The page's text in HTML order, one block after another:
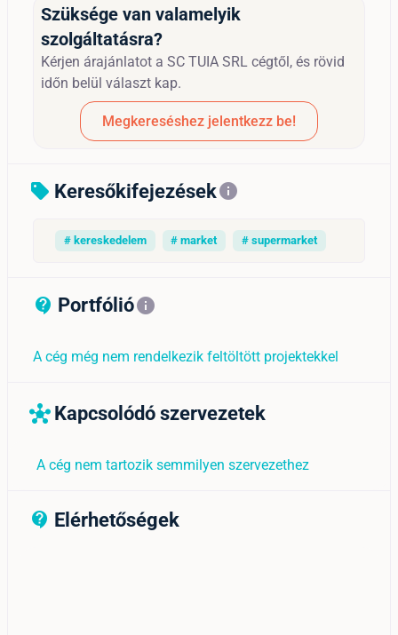
Szüksége van valamelyik
szolgáltatásra?
Kérjen árajánlatot a SC TUIA SRL cégtől, és rövid
időn belül választ kap.
Megkereséshez jelentkezz be!
sell Keresőkifejezésekinfo
# kereskedelem # market # supermarket
contact_support_outline
Portfólióinfo
A cég még nem rendelkezik feltöltött projektekkel
hub Kapcsolódó szervezetek
A cég nem tartozik semmilyen szervezethez
contact_support_outline
Elérhetőségek